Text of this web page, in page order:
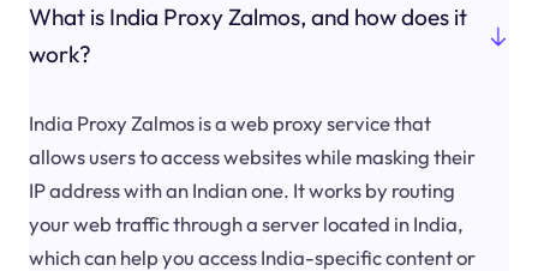
What is India Proxy Zalmos, and how does it
work?
India Proxy Zalmos is a web proxy service that
allows users to access websites while masking their
IP address with an Indian one. It works by routing
your web traffic through a server located in India,
which can help you access India-specific content or